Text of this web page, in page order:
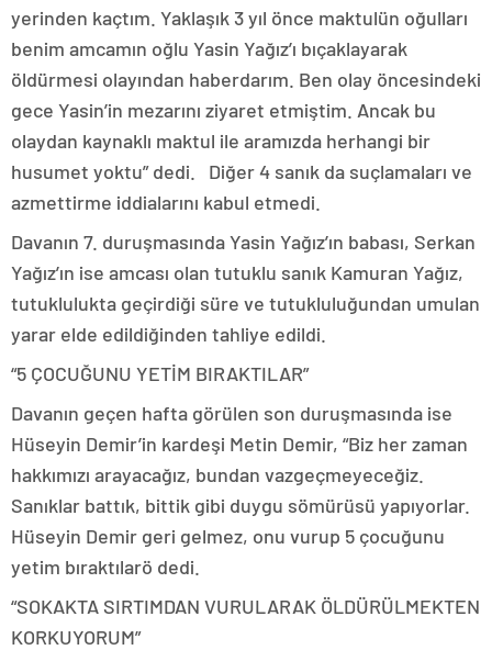
yerinden kaçtım. Yaklaşık 3 yıl önce maktulün oğulları
benim amcamın oğlu Yasin Yağız’ı bıçaklayarak
öldürmesi olayından haberdarım. Ben olay öncesindeki
gece Yasin’in mezarını ziyaret etmiştim. Ancak bu
olaydan kaynaklı maktul ile aramızda herhangi bir
husumet yoktu” dedi. Diğer 4 sanık da suçlamaları ve
azmettirme iddialarını kabul etmedi.
Davanın 7. duruşmasında Yasin Yağız’ın babası, Serkan
Yağız’ın ise amcası olan tutuklu sanık Kamuran Yağız,
tutuklulukta geçirdiği süre ve tutukluluğundan umulan
yarar elde edildiğinden tahliye edildi.
“5 ÇOCUĞUNU YETİM BIRAKTILAR”
Davanın geçen hafta görülen son duruşmasında ise
Hüseyin Demir’in kardeşi Metin Demir, “Biz her zaman
hakkımızı arayacağız, bundan vazgeçmeyeceğiz.
Sanıklar battık, bittik gibi duygu sömürüsü yapıyorlar.
Hüseyin Demir geri gelmez, onu vurup 5 çocuğunu
yetim bıraktılarö dedi.
“SOKAKTA SIRTIMDAN VURULARAK ÖLDÜRÜLMEKTEN
KORKUYORUM”